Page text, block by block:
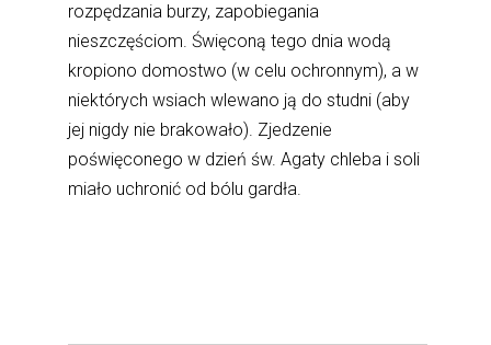
rozpędzania burzy, zapobiegania
nieszczęściom. Święconą tego dnia wodą
kropiono domostwo (w celu ochronnym), a w
niektórych wsiach wlewano ją do studni (aby
jej nigdy nie brakowało). Zjedzenie
poświęconego w dzień św. Agaty chleba i soli
miało uchronić od bólu gardła.